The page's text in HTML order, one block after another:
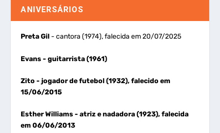
ANIVERSÁRIOS
Preta Gil - cantora (1974), falecida em 20/07/2025
Evans- guitarrista (1961)
Zito- jogador de futebol (1932), falecido em
15/06/2015
Esther Williams- atriz e nadadora (1923), falecida
em 06/06/2013